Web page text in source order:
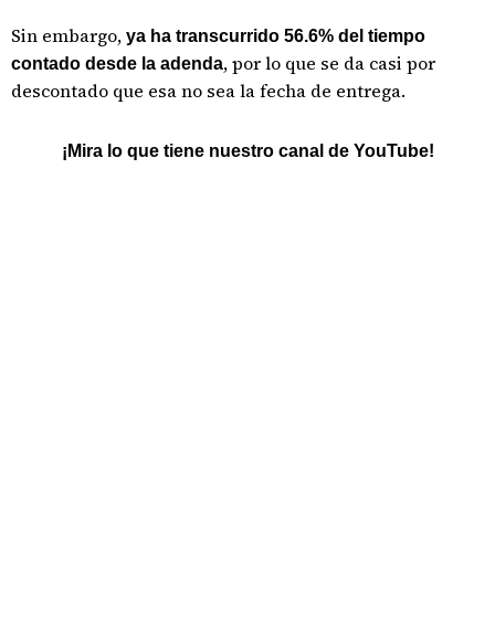
Sin embargo, ya ha transcurrido 56.6% del tiempo
contado desde la adenda, por lo que se da casi por
descontado que esa no sea la fecha de entrega.
¡Mira lo que tiene nuestro canal de YouTube!